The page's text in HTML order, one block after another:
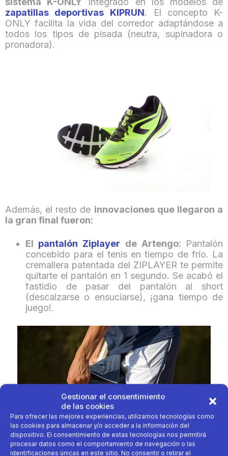
Gestionar el consentimiento
de las cookies
Para ofrecer las mejores experiencias, utilizamos tecnologías como
las cookies para almacenar y/o acceder a la información del
dispositivo. El consentimiento de estas tecnologías nos permitirá
procesar datos como el comportamiento de navegación o las
identificaciones únicas en este sitio. No consentir o retirar el
zapatillas deportivas
KIPRUN. El concepto K-
ONLY facilita la vida del corredor adaptándose a
todos los tipos de pisada (neutra, supinadora o
pronadora).
Además, el resto de innovaciones que llegaron a
la gran final fueron:
El pantalón Ziplayer de Artengo: Pantalón
concebido para el tenis en tiempo de frío. La
cremallera patentada del ZIPLAYER te permite
quitarte el pantalón en 1 segundo. Se acabó el
fastidio de pasar del pantalón al short
(descalzarse o ensuciarse), ¡gana tiempo de
juego!.